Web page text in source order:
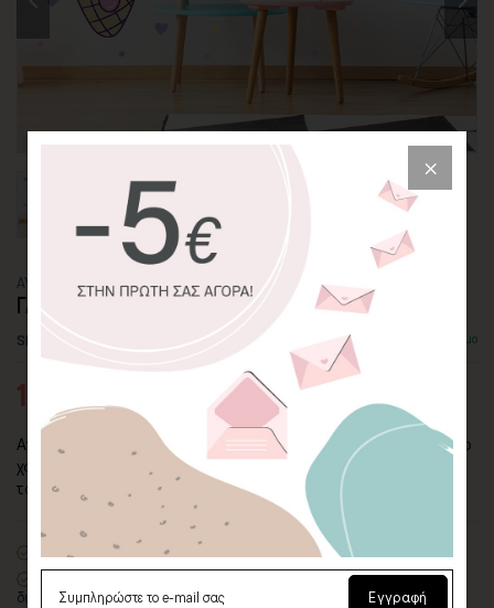
ΑΥΤΟΚΟΛΛΗΤΟ ΤΟΙΧΟΥ
ΓΑΤΟΥΛΑ ΜΟΝΟΚΕΡΟΣ ΣΕ ΧΩΝΑΚΙ
SKU: WLSTC-578-ADH Διαθέσιμο
14,47€
Αν τα παιδιά σας αγαπούν τους μονόκερους, επιλέξτε αυτό το
χαριτωμένο αυτοκόλλητο τοίχου για να ομορφαίνει τον χώρο
τους.
Premiumματ λευκό αυτοκόλλητο βινυλίου
με μελάνια νερού latex, χωρίς χημικούς
διαλύτες και οσμές
Εγγραφή